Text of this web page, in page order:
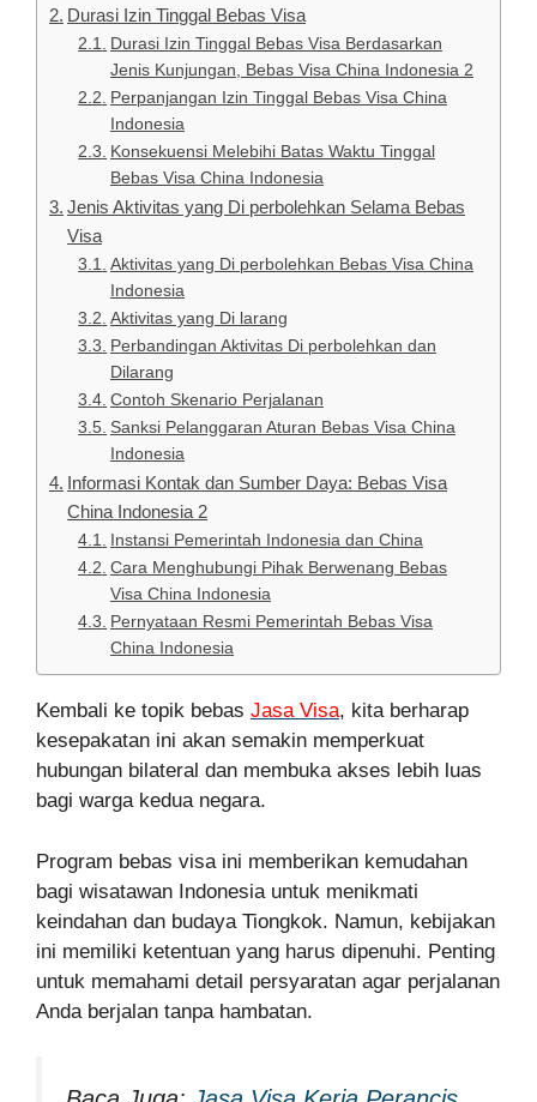
Durasi Izin Tinggal Bebas Visa
Durasi Izin Tinggal Bebas Visa Berdasarkan
Jenis Kunjungan, Bebas Visa China Indonesia 2
Perpanjangan Izin Tinggal Bebas Visa China
Indonesia
Konsekuensi Melebihi Batas Waktu Tinggal
Bebas Visa China Indonesia
Jenis Aktivitas yang Di perbolehkan Selama Bebas
Visa
Aktivitas yang Di perbolehkan Bebas Visa China
Indonesia
Aktivitas yang Di larang
Perbandingan Aktivitas Di perbolehkan dan
Dilarang
Contoh Skenario Perjalanan
Sanksi Pelanggaran Aturan Bebas Visa China
Indonesia
Informasi Kontak dan Sumber Daya: Bebas Visa
China Indonesia 2
Instansi Pemerintah Indonesia dan China
Cara Menghubungi Pihak Berwenang Bebas
Visa China Indonesia
Pernyataan Resmi Pemerintah Bebas Visa
China Indonesia
Kembali ke topik bebas Jasa Visa, kita berharap
kesepakatan ini akan semakin memperkuat
hubungan bilateral dan membuka akses lebih luas
bagi warga kedua negara.
Program bebas visa ini memberikan kemudahan
bagi wisatawan Indonesia untuk menikmati
keindahan dan budaya Tiongkok. Namun, kebijakan
ini memiliki ketentuan yang harus dipenuhi. Penting
untuk memahami detail persyaratan agar perjalanan
Anda berjalan tanpa hambatan.